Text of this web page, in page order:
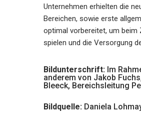
Unternehmen erhielten die
Bereichen, sowie erste
optimal vorbereitet, um beim
spielen und die Versorgung
Bildunterschrift: Im
anderem von Jakob
Bleeck, Bereichsleitung
Bildquelle: Daniela